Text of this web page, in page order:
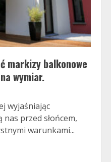
markizy balkonowe
wymiar.
wyjaśniając
przed słońcem,
warunkami...